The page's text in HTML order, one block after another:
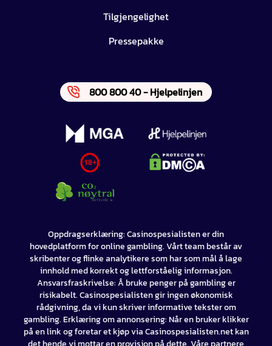
Tilgjengelighet
Pressepakke
800 800 40 - Hjelpelinjen
Oppdragserklæring: Casinospesialisten er din
hovedplatform for online gambling. Vårt team består av
skribenter og flinke analytikere som har som mål å lage
innhold med korrekt og lettforståelig informasjon.
Ansvarsfraskrivelse: Å bruke penger på gambling er
risikabelt. Casinospesialisten gir ingen økonomisk
rådgivning, da vi kun skriver informative tekster om
gambling. Erklæring om annonsering: Når en bruker klikker
på en link og foretar et kjøp via Casinospesialisten.net kan